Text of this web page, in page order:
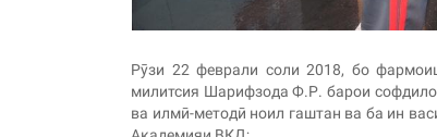
Рӯзи 22 феврали соли 2018, бо
милитсия Шарифзода Ф.Р. барои
ва илмӣ-методӣ ноил гаштан ва ба ин